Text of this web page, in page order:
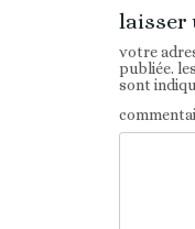
laisser
votre
publiée.
sont